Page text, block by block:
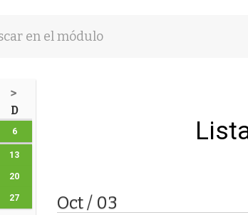
>
D
6
13
20
27 Oct / 03